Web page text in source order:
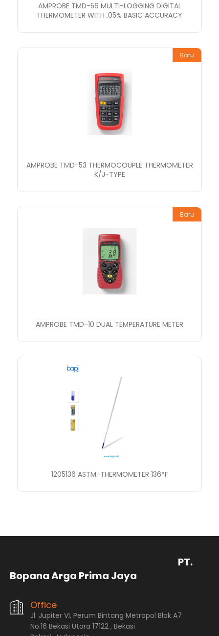
AMPROBE TMD-56 MULTI-LOGGING DIGITAL
THERMOMETER WITH .05% BASIC ACCURACY
Baru
AMPROBE TMD-53 THERMOCOUPLE THERMOMETER
K/J-TYPE
Baru
AMPROBE TMD-10 DUAL TEMPERATURE METER
1205136 ASTM-THERMOMETER 136°F
PT.
Bopana Arga Prima Jaya
Office
Jl. Jupiter VI, Perum Bintang Metropol Blok A7
No.16 Bekasi Utara 17122 , Bekasi